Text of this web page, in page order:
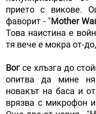
прието с викове.
фаворит - "Mother
Това наистина е
тя вече е мокра от-
Вогсе хлъзга до
опитва да мине
новакът на баса и
врязва с микрофон